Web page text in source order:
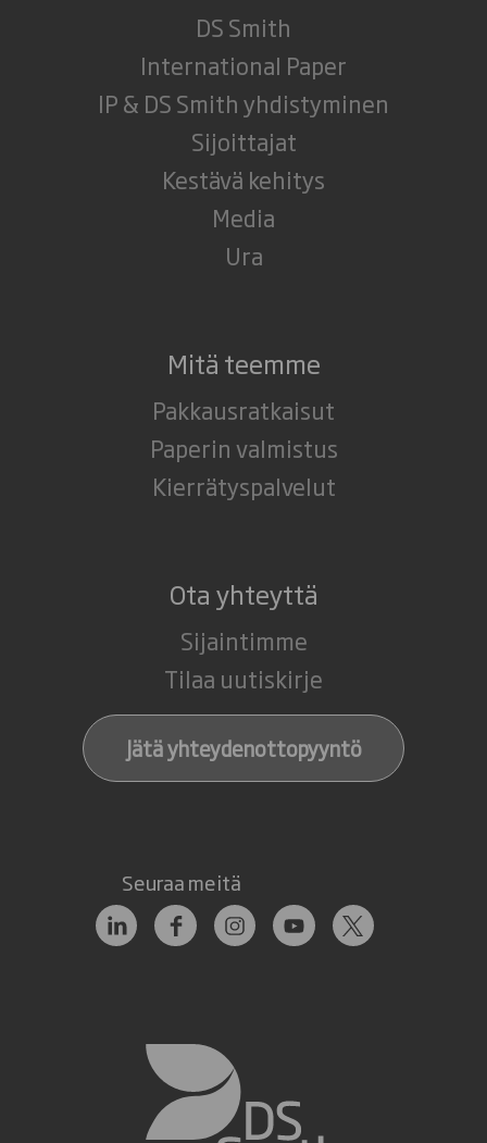
DS Smith
International Paper
IP & DS Smith yhdistyminen
Sijoittajat
Kestävä kehitys
Media
Ura
Mitä teemme
Pakkausratkaisut
Paperin valmistus
Kierrätyspalvelut
Ota yhteyttä
Sijaintimme
Tilaa uutiskirje
Jätä yhteydenottopyyntö
Seuraa meitä